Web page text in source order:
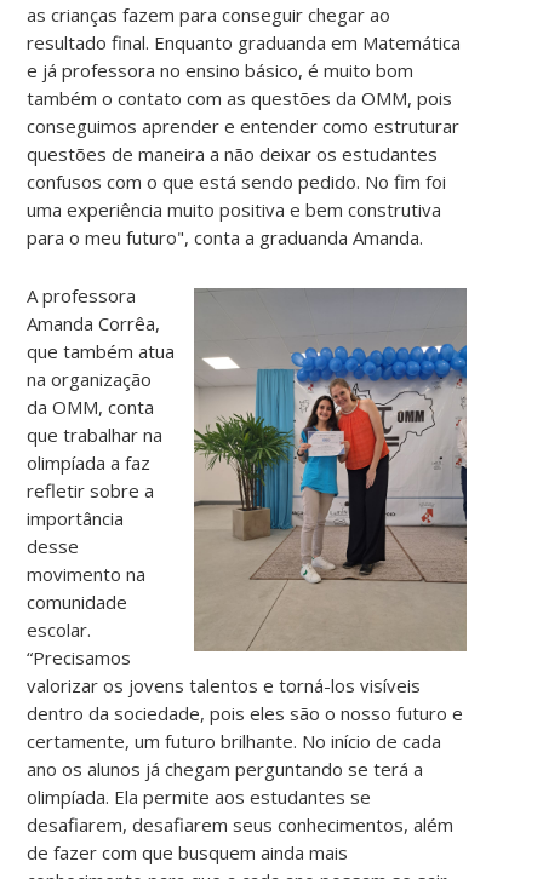
as crianças fazem para conseguir chegar ao
resultado final. Enquanto graduanda em Matemática
e já professora no ensino básico, é muito bom
também o contato com as questões da OMM, pois
conseguimos aprender e entender como estruturar
questões de maneira a não deixar os estudantes
confusos com o que está sendo pedido. No fim foi
uma experiência muito positiva e bem construtiva
para o meu futuro", conta a graduanda Amanda.
A professora
Amanda Corrêa,
que também atua
na organização
da OMM, conta
que trabalhar na
olimpíada a faz
refletir sobre a
importância
desse
movimento na
comunidade
escolar.
“Precisamos
valorizar os jovens talentos e torná-los visíveis
dentro da sociedade, pois eles são o nosso futuro e
certamente, um futuro brilhante. No início de cada
ano os alunos já chegam perguntando se terá a
olimpíada. Ela permite aos estudantes se
desafiarem, desafiarem seus conhecimentos, além
de fazer com que busquem ainda mais